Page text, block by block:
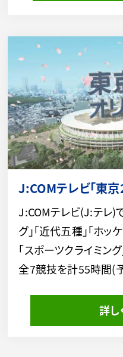
J:COMテレビ「東
J:COMテレビ(J:テレ)
グ」「近代五種」「ホッ
「スポーツクライミング
全7競技を計55時間(
詳し